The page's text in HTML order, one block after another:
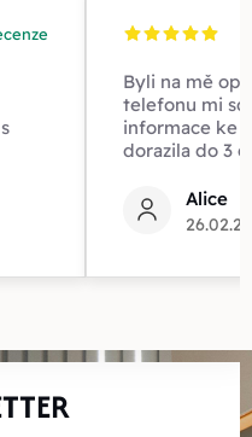
Byli na mě
telefonu mi
informace ke
dorazila do 3
Alice